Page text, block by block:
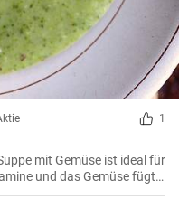
1
mit Gemüse ist ideal für
und das Gemüse fügt
hinzu. Sie ist einfach
von Gemüsesuppen